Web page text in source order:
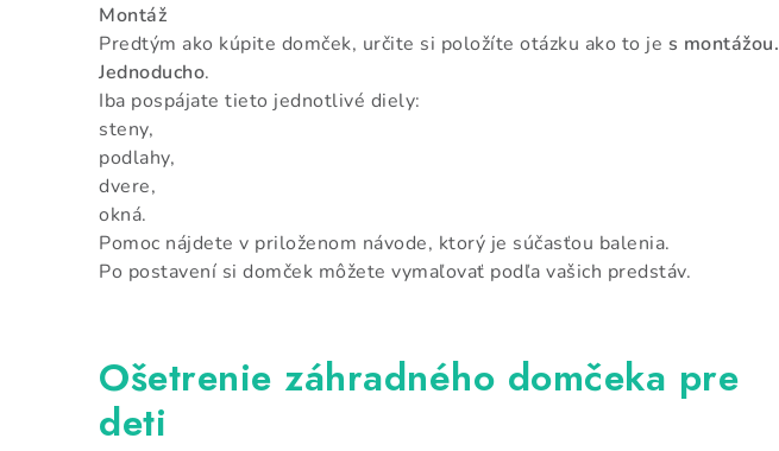
Montáž
Predtým ako kúpite domček, určite si položíte otázku ako to je s montážou.
Jednoducho.
Iba pospájate tieto jednotlivé diely:
steny,
podlahy,
dvere,
okná.
Pomoc nájdete v priloženom návode, ktorý je súčasťou balenia.
Po postavení si domček môžete vymaľovať podľa vašich predstáv.
Ošetrenie záhradného domčeka pre
deti